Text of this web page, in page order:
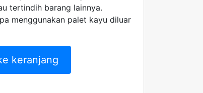
tertindih barang lainnya.
menggunakan palet kayu diluar
keranjang